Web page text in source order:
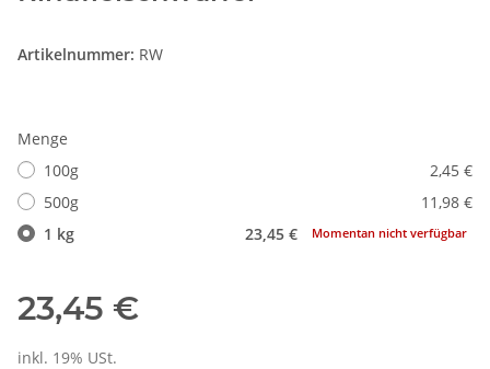
Artikelnummer: RW
Menge
100g
2,45 €
500g
11,98 €
1 kg
23,45 € Momentan nicht verfügbar
23,45 €
inkl. 19% USt.